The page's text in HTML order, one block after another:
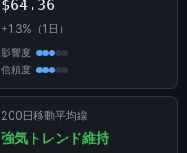
$64.36
+1.3%（1日）
影響度
信頼度
200日移動平均線
強気トレンド維持